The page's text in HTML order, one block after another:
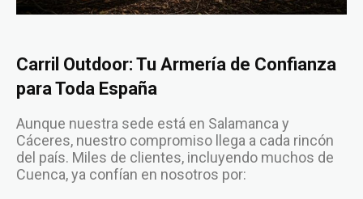
Carril Outdoor: Tu Armería de Confianza
para Toda España
Aunque nuestra sede está en Salamanca y
Cáceres, nuestro compromiso llega a cada rincón
del país. Miles de clientes, incluyendo muchos de
Cuenca, ya confían en nosotros por: